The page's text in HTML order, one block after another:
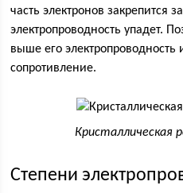
часть электронов закрепится
электропроводность упадет.
выше его
сопротивление.
Кристаллическая
Степени